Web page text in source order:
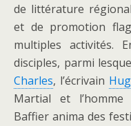
de littérature
et de promotion
multiples activités.
disciples, parmi
Charles, l’écrivain
Martial et
Baffier anima des